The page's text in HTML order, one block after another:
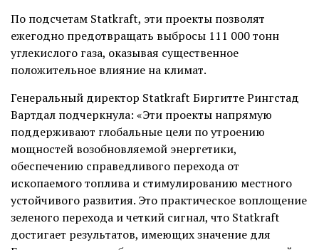
По подсчетам Statkraft, эти проекты позволят
ежегодно предотвращать выбросы 111 000 тонн
углекислого газа, оказывая существенное
положительное влияние на климат.
Генеральный директор Statkraft Биргитте Рингстад
Вартдал подчеркнула: «Эти проекты напрямую
поддерживают глобальные цели по утроению
мощностей возобновляемой энергетики,
обеспечению справедливого перехода от
ископаемого топлива и стимулированию местного
устойчивого развития. Это практическое воплощение
зеленого перехода и четкий сигнал, что Statkraft
достигает результатов, имеющих значение для